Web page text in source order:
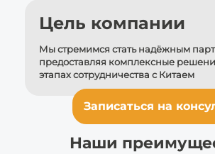
Цель компании
Мы стремимся стать надёжным
предоставляя комплексные
этапах сотрудничества с Китаем
Записаться на
Наши